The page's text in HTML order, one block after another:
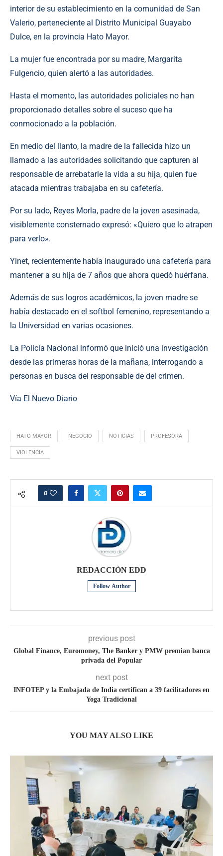
interior de su establecimiento en la comunidad de San
Valerio, perteneciente al Distrito Municipal Guayabo
Dulce, en la provincia Hato Mayor.
La mujer fue encontrada por su madre, Margarita
Fulgencio, quien alertó a las autoridades.
Hasta el momento, las autoridades policiales no han
proporcionado detalles sobre el suceso que ha
conmocionado a la población.
En medio del llanto, la madre de la fallecida hizo un
llamado a las autoridades solicitando que capturen al
responsable de arrebatarle la vida a su hija, quien fue
atacada mientras trabajaba en su cafetería.
Por su lado, Reyes Morla, padre de la joven asesinada,
visiblemente consternado expresó: «Quiero que lo atrapen
para verlo».
Yinet, recientemente había inaugurado una cafetería para
mantener a su hija de 7 años que ahora quedó huérfana.
Además de sus logros académicos, la joven madre se
había destacado en el softbol femenino, representando a
la Universidad en varias ocasiones.
La Policía Nacional informó que inició una investigación
desde las primeras horas de la mañana, interrogando a
personas en busca del responsable de del crimen.
Vía El Nuevo Diario
HATO MAYOR NEGOCIO NOTICIAS PROFESORA
VIOLENCIA
0
REDACCIÒN EDD
Follow Author
previous post
Global Finance, Euromoney, The Banker y PMW premian banca
privada del Popular
next post
INFOTEP y la Embajada de India certifican a 39 facilitadores en
Yoga Tradicional
YOU MAY ALSO LIKE